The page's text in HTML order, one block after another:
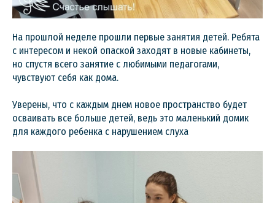
На прошлой неделе прошли первые занятия детей. Ребята
с интересом и некой опаской заходят в новые кабинеты,
но спустя всего занятие с любимыми педагогами,
чувствуют себя как дома.
Уверены, что с каждым днем новое пространство будет
осваивать все больше детей, ведь это маленький домик
для каждого ребенка с нарушением слуха